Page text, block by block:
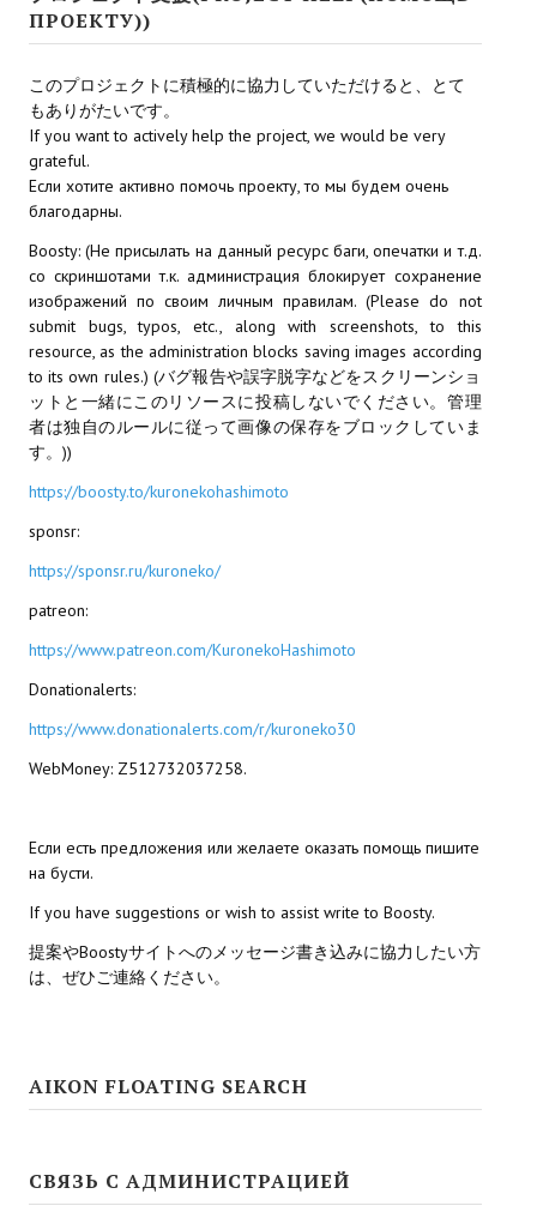
НОВОСТИ ПОРТАЛА
Новости
Новости Архив
МОДЫ ДЛЯ ИГР
Патчи
Mass Effect 2
Mass Effect 3
Моды
Divinity Original Sin Enhanced Edition
Dragon Age: Origins
Dragon Age 2
Fallout 3
GTA 5
Kingdoms of Amalur: Reckoning
Sacred Ice & Blood
Sims 4
Star Wars Knights of the Old Republic 1
Titan Quest Immortal Throne
ПРОЕКТУ))
このプロジェクトに積極的に協力していただけると、とて
もありがたいです。
If you want to actively help the project, we would be very
grateful.
Если хотите активно помочь проекту, то мы будем очень
благодарны.
Boosty: (Не присылать на данный ресурс баги, опечатки и т.д.
со скриншотами т.к. администрация блокирует сохранение
изображений по своим личным правилам. (Please do not
submit bugs, typos, etc., along with screenshots, to this
resource, as the administration blocks saving images according
to its own rules.) (バグ報告や誤字脱字などをスクリーンショ
ットと一緒にこのリソースに投稿しないでください。管理
者は独自のルールに従って画像の保存をブロックしていま
す。))
https://boosty.to/kuronekohashimoto
sponsr:
https://sponsr.ru/kuroneko/
patreon:
https://www.patreon.com/KuronekoHashimoto
Donationalerts:
https://www.donationalerts.com/r/kuroneko30
WebMoney: Z512732037258.
Если есть предложения или желаете оказать помощь пишите
на бусти.
If you have suggestions or wish to assist write to Boosty.
提案やBoostyサイトへのメッセージ書き込みに協力したい方
は、ぜひご連絡ください。
AIKON FLOATING SEARCH
СВЯЗЬ С АДМИНИСТРАЦИЕЙ